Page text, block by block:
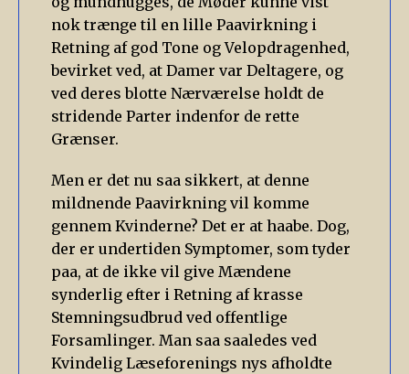
nok trænge til en lille Paavirkning i
Retning af god Tone og Velopdragenhed,
bevirket ved, at Damer var Deltagere, og
ved deres blotte Nærværelse holdt de
stridende Parter indenfor de rette
Grænser.
Men er det nu saa sikkert, at denne
mildnende Paavirkning vil komme
gennem Kvinderne? Det er at haabe. Dog,
der er undertiden Symptomer, som tyder
paa, at de ikke vil give Mændene
synderlig efter i Retning af krasse
Stemningsudbrud ved offentlige
Forsamlinger. Man saa saaledes ved
Kvindelig Læseforenings nys afholdte